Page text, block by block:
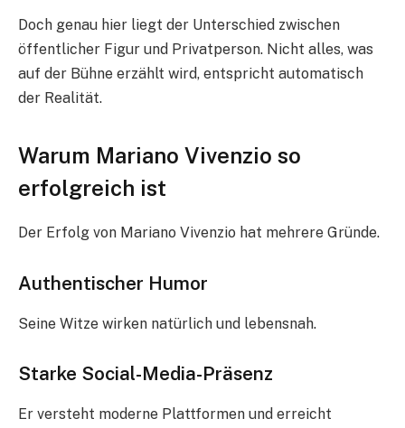
Doch genau hier liegt der Unterschied zwischen
öffentlicher Figur und Privatperson. Nicht alles, was
auf der Bühne erzählt wird, entspricht automatisch
der Realität.
Warum Mariano Vivenzio so
erfolgreich ist
Der Erfolg von Mariano Vivenzio hat mehrere Gründe.
Authentischer Humor
Seine Witze wirken natürlich und lebensnah.
Starke Social-Media-Präsenz
Er versteht moderne Plattformen und erreicht